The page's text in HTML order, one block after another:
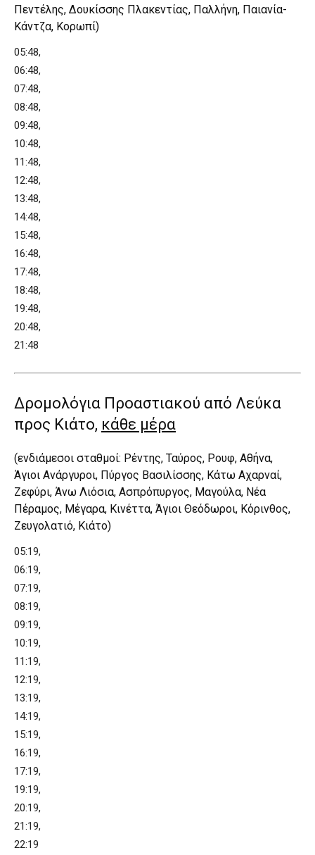
Πεντέλης, Δουκίσσης Πλακεντίας, Παλλήνη, Παιανία-
Κάντζα, Κορωπί)
05:48,
06:48,
07:48,
08:48,
09:48,
10:48,
11:48,
12:48,
13:48,
14:48,
15:48,
16:48,
17:48,
18:48,
19:48,
20:48,
21:48
Δρομολόγια Προαστιακού από Λεύκα
προς Κιάτο, κάθε μέρα
(ενδιάμεσοι σταθμοί: Ρέντης, Ταύρος, Ρουφ, Αθήνα,
Άγιοι Ανάργυροι, Πύργος Βασιλίσσης, Κάτω Αχαρναί,
Ζεφύρι, Άνω Λιόσια, Ασπρόπυργος, Μαγούλα, Νέα
Πέραμος, Μέγαρα, Κινέττα, Άγιοι Θεόδωροι, Κόρινθος,
Ζευγολατιό, Κιάτο)
05:19,
06:19,
07:19,
08:19,
09:19,
10:19,
11:19,
12:19,
13:19,
14:19,
15:19,
16:19,
17:19,
19:19,
20:19,
21:19,
22:19